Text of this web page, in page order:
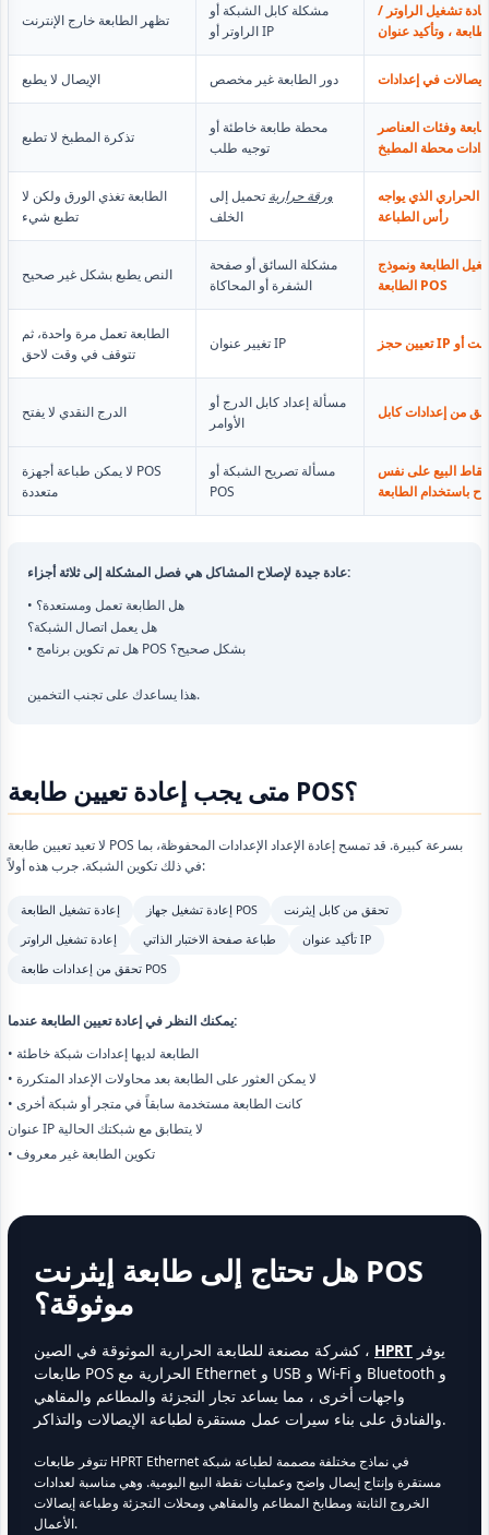
تظهر الطابعة خارج الإنترنت
مشكلة كابل الشبكة أو
الراوتر أو IP
تشغيل الراوتر /
الإيصال لا يطبع دور الطابعة غير مخصص
تذكرة المطبخ لا تطبع
محطة طابعة خاطئة أو
توجيه طلب
وفئات العناصر
محطة المطبخ
الطابعة تغذي الورق ولكن لا
تطبع شيء
ورقة حرارية تحميل إلى
الخلف
الحراري الذي يواجه
رأس الطباعة
النص يطبع بشكل غير صحيح
مشكلة السائق أو صفحة
الشفرة أو المحاكاة
الطابعة ونموذج
الطابعة POS
الطابعة تعمل مرة واحدة، ثم
تتوقف في وقت لاحق
تغيير عنوان IP
الدرج النقدي لا يفتح
مسألة إعداد كابل الدرج أو
الأوامر
لا يمكن طباعة أجهزة POS
متعددة
مسألة تصريح الشبكة أو
POS
البيع على نفس
باستخدام الطابعة
عادة جيدة لإصلاح المشاكل هي فصل المشكلة إلى ثلاثة أجزاء:
• هل الطابعة تعمل ومستعدة؟
هل يعمل اتصال الشبكة؟
• هل تم تكوين برنامج POS بشكل صحيح؟
هذا يساعدك على تجنب التخمين.
متى يجب إعادة تعيين طابعة POS؟
لا تعيد تعيين طابعة POS بسرعة كبيرة. قد تمسح إعادة الإعداد الإعدادات المحفوظة، بما
في ذلك تكوين الشبكة. جرب هذه أولاً:
إعادة تشغيل الطابعة إعادة تشغيل جهاز POS
تحقق من كابل إيثرنت
إعادة تشغيل الراوتر
طباعة صفحة الاختبار الذاتي
تأكيد عنوان IP
تحقق من إعدادات طابعة POS
يمكنك النظر في إعادة تعيين الطابعة عندما:
• الطابعة لديها إعدادات شبكة خاطئة
• لا يمكن العثور على الطابعة بعد محاولات الإعداد المتكررة
• كانت الطابعة مستخدمة سابقاً في متجر أو شبكة أخرى
عنوان IP لا يتطابق مع شبكتك الحالية
• تكوين الطابعة غير معروف
هل تحتاج إلى طابعة إيثرنت POS
موثوقة؟
كشركة مصنعة للطابعة الحرارية الموثوقة في الصين ، HPRT
طابعات POS الحرارية مع Ethernet و USB و Wi-Fi و Bluetooth و
واجهات أخرى ، مما يساعد تجار التجزئة والمطاعم والمقاهي
والفنادق على بناء سيرات عمل مستقرة لطباعة الإيصالات والتذاكر.
تتوفر طابعات HPRT Ethernet في نماذج مختلفة مصممة لطباعة شبكة
مستقرة وإنتاج إيصال واضح وعمليات نقطة البيع اليومية. وهي مناسبة لعدادات
الخروج الثابتة ومطابخ المطاعم والمقاهي ومحلات التجزئة وطباعة إيصالات
الأعمال.